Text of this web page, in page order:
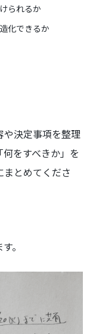
られるか
化できるか
や決定事項を整理
をすべきか」を
とめてくださ
。